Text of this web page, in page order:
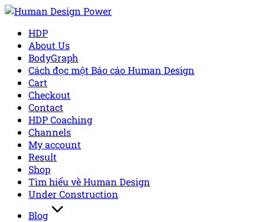
Skip
contentHDP
About Us
BodyGraph
Cách đọc một Báo cáo Human Design
Cart
Checkout
Contact
HDP Coaching
Channels
My account
Result
Shop
Tìm hiểu về Human Design
Under Construction
Blog